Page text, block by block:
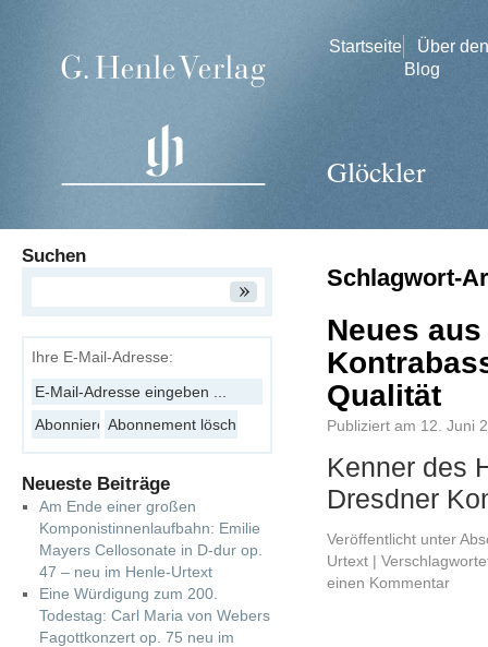
Startseite
Über den
Blog
Glöckler
Schlagwort-
Neues
Qualität
Publiziert am 12. Juni
Kenner des
Dresdner
Veröffentlicht unter
Urtext |
einen Kommentar
Suchen
Ihre E-Mail-Adresse:
Neueste Beiträge
Am Ende einer großen
Komponistinnenlaufbahn: Emilie
Mayers Cellosonate in D-dur op.
47 – neu im Henle-Urtext
Eine Würdigung zum 200.
Todestag: Carl Maria von Webers
Fagottkonzert op. 75 neu im